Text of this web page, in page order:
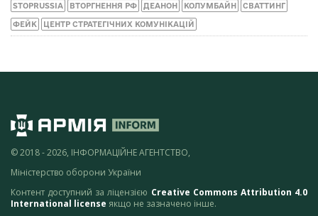
STOPRUSSIA ВТОРГНЕННЯ РФ ДЕАНОН КОЛУМБАЙН СВАТТИНГ
ФЕЙК ЦЕНТР СТРАТЕГІЧНИХ КОМУНІКАЦІЙ
© 2018 - 2026, ІНФОРМАЦІЙНЕ АГЕНТСТВО,
Міністерство оборони України
Контент доступний за ліцензією Creative Commons Attribution 4.0
International license якщо не зазначено інше.